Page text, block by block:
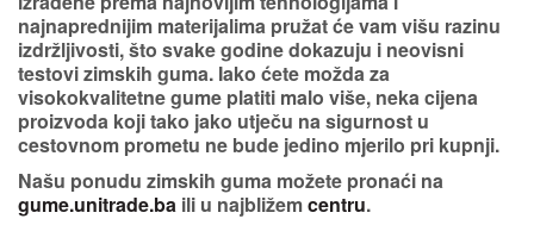
najnaprednijim materijalima pružat će vam višu razinu
izdržljivosti, što svake godine dokazuju i neovisni
testovi zimskih guma. Iako ćete možda za
visokokvalitetne gume platiti malo više, neka cijena
proizvoda koji tako jako utječu na sigurnost u
cestovnom prometu ne bude jedino mjerilo pri kupnji.
Našu ponudu zimskih guma možete pronaći na
gume.unitrade.ba ili u najbližemcentru.